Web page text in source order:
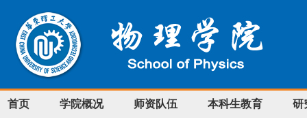
首页 学院概况 师资队伍 本科生教育 研